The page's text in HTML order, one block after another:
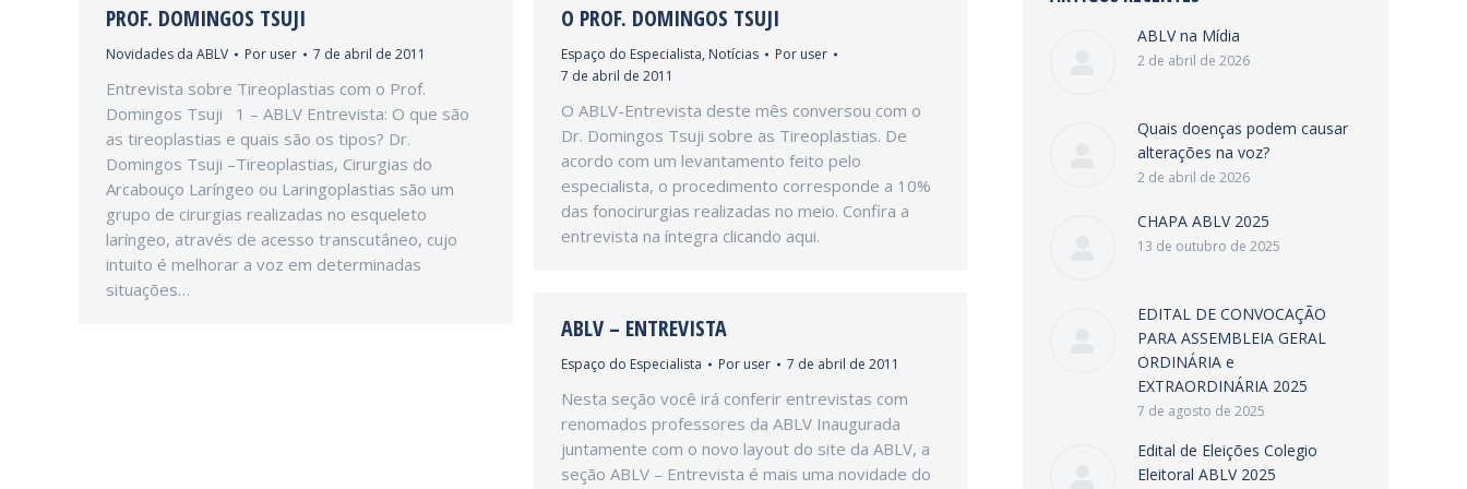
PROF. DOMINGOS TSUJI
Novidades da ABLV Por user 7 de abril de 2011
Entrevista sobre Tireoplastias com o Prof.
Domingos Tsuji 1 – ABLV Entrevista: O que são
as tireoplastias e quais são os tipos? Dr.
Domingos Tsuji –Tireoplastias, Cirurgias do
Arcabouço Laríngeo ou Laringoplastias são um
grupo de cirurgias realizadas no esqueleto
laríngeo, através de acesso transcutâneo, cujo
intuito é melhorar a voz em determinadas
situações…
O PROF. DOMINGOS TSUJI
Espaço do Especialista, Notícias Por user
7 de abril de 2011
O ABLV-Entrevista deste mês conversou com o
Dr. Domingos Tsuji sobre as Tireoplastias. De
acordo com um levantamento feito pelo
especialista, o procedimento corresponde a 10%
das fonocirurgias realizadas no meio. Confira a
entrevista na íntegra clicando aqui.
ABLV – ENTREVISTA
Espaço do Especialista Por user 7 de abril de 2011
Nesta seção você irá conferir entrevistas com
renomados professores da ABLV Inaugurada
juntamente com o novo layout do site da ABLV, a
seção ABLV – Entrevista é mais uma novidade do
ABLV na Mídia
2 de abril de 2026
Quais doenças podem causar
alterações na voz?
2 de abril de 2026
CHAPA ABLV 2025
13 de outubro de 2025
EDITAL DE CONVOCAÇÃO
PARA ASSEMBLEIA GERAL
ORDINÁRIA e
EXTRAORDINÁRIA 2025
7 de agosto de 2025
Edital de Eleições Colegio
Eleitoral ABLV 2025